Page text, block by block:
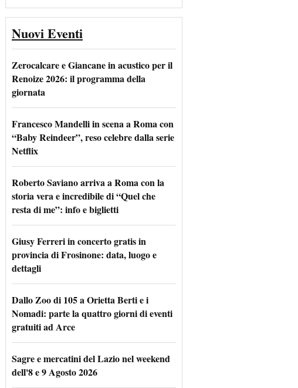
Nuovi Eventi
Zerocalcare e Giancane in acustico per il
Renoize 2026: il programma della
giornata
Francesco Mandelli in scena a Roma con
“Baby Reindeer”, reso celebre dalla serie
Netflix
Roberto Saviano arriva a Roma con la
storia vera e incredibile di “Quel che
resta di me”: info e biglietti
Giusy Ferreri in concerto gratis in
provincia di Frosinone: data, luogo e
dettagli
Dallo Zoo di 105 a Orietta Berti e i
Nomadi: parte la quattro giorni di eventi
gratuiti ad Arce
Sagre e mercatini del Lazio nel weekend
dell'8 e 9 Agosto 2026